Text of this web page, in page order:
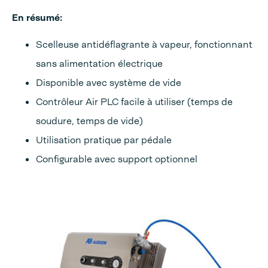
En résumé:
Scelleuse antidéflagrante à vapeur, fonctionnant
sans alimentation électrique
Disponible avec système de vide
Contrôleur Air PLC facile à utiliser (temps de
soudure, temps de vide)
Utilisation pratique par pédale
Configurable avec support optionnel